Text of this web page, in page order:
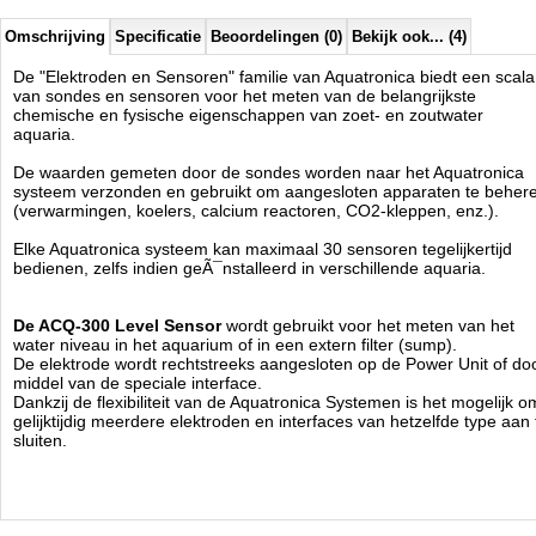
Omschrijving Specificatie Beoordelingen (0) Bekijk ook... (4)
De "Elektroden en Sensoren" familie van Aquatronica biedt een scala
van sondes en sensoren voor het meten van de belangrijkste
chemische en fysische eigenschappen van zoet- en zoutwater
aquaria.
De waarden gemeten door de sondes worden naar het Aquatronica
systeem verzonden en gebruikt om aangesloten apparaten te
(verwarmingen, koelers, calcium reactoren, CO2-kleppen, enz.).
Elke Aquatronica systeem kan maximaal 30 sensoren tegelijkertijd
bedienen, zelfs indien geÃ¯nstalleerd in verschillende aquaria.
De ACQ-300 Level Sensorwordt gebruikt voor het meten van het
water niveau in het aquarium of in een extern filter (sump).
De elektrode wordt rechtstreeks aangesloten op de Power Unit of
middel van de speciale interface.
Dankzij de flexibiliteit van de Aquatronica Systemen is het mogelijk
gelijktijdig meerdere elektroden en interfaces van hetzelfde type aan
sluiten.